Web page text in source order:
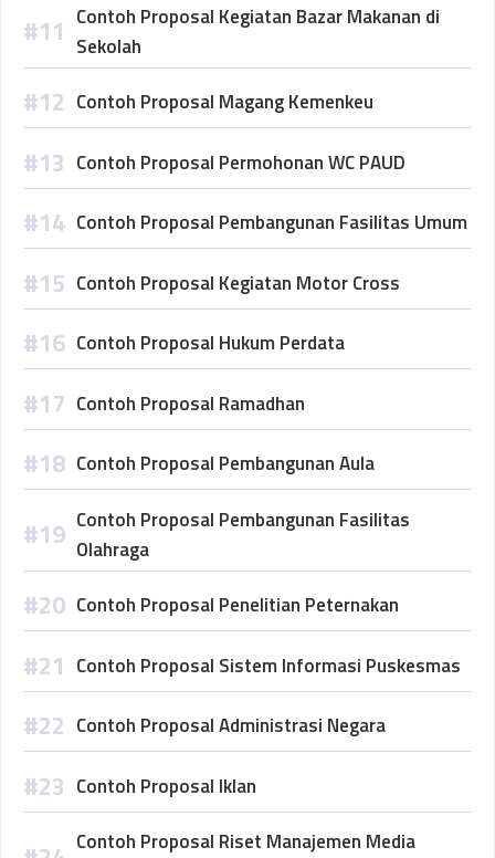
Contoh Proposal Kegiatan Bazar Makanan di
Sekolah
Contoh Proposal Magang Kemenkeu
Contoh Proposal Permohonan WC PAUD
Contoh Proposal Pembangunan Fasilitas Umum
Contoh Proposal Kegiatan Motor Cross
Contoh Proposal Hukum Perdata
Contoh Proposal Ramadhan
Contoh Proposal Pembangunan Aula
Contoh Proposal Pembangunan Fasilitas
Olahraga
Contoh Proposal Penelitian Peternakan
Contoh Proposal Sistem Informasi Puskesmas
Contoh Proposal Administrasi Negara
Contoh Proposal Iklan
Contoh Proposal Riset Manajemen Media